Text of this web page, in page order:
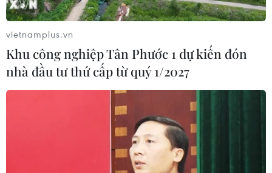
Trung Quốc thay đổi lớn trong chính sách
ứng phó với COVID-19
Trung Quốc đổi tên thuật ngữ tiếng Trung cho COVID-19
vietnamplus.vn
Khu công nghiệp Tân Phước 1 dự kiến đón
nhà đầu tư thứ cấp từ quý 1/2027